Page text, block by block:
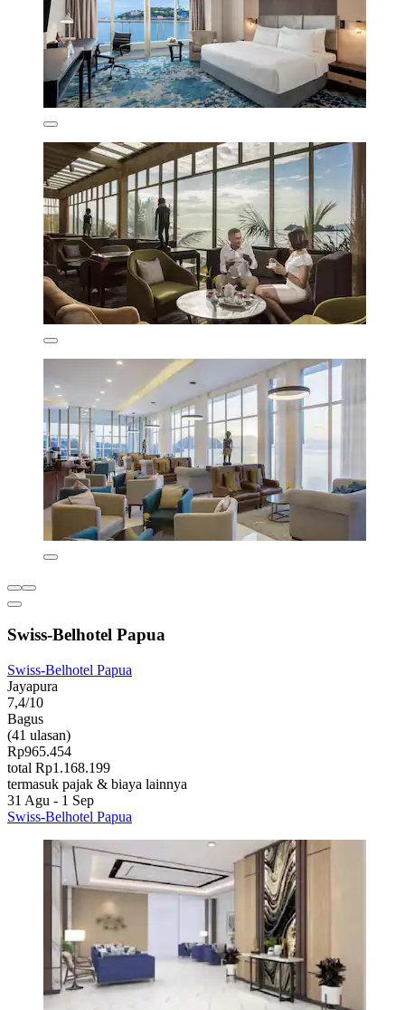
Swiss-Belhotel Papua
Swiss-Belhotel Papua
Jayapura
7,4/10
Bagus
(41 ulasan)
Rp965.454
total Rp1.168.199
termasuk pajak & biaya lainnya
31 Agu - 1 Sep
Swiss-Belhotel Papua